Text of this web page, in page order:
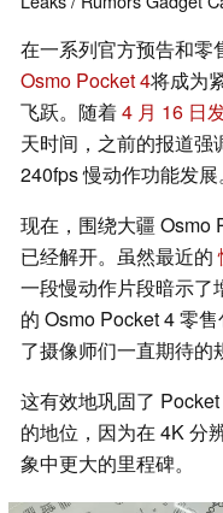
在一系列官方预告和零
Osmo Pocket 4将成为
飞跃。随着4 月 16 日
天时间，之前的报道强
240fps 慢动作功能发展。
现在，围绕大疆 Osmo
已经解开。虽然最近的
一段慢动作片段暗示了
的 Osmo Pocket 4 零
了摄像师们一直期待的
这有效地巩固了
的地位，因为在 4K 分
象中更大的里程碑。